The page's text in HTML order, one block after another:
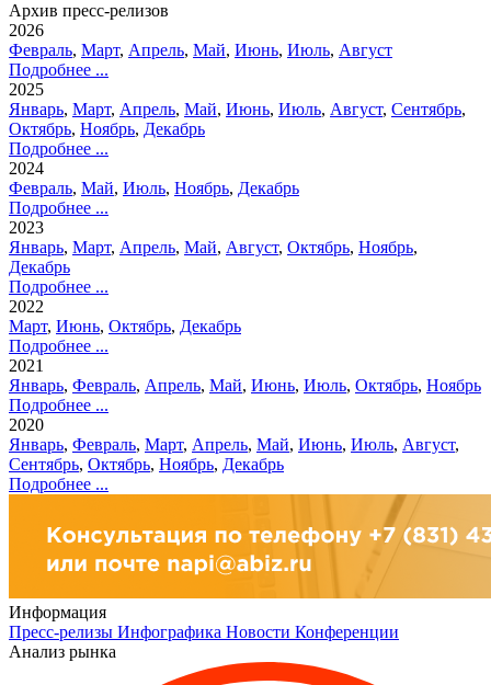
Архив пресс-релизов
2026
Февраль, Март, Апрель, Май, Июнь, Июль, Август
Подробнее ...
2025
Январь, Март, Апрель, Май, Июнь, Июль, Август, Сентябрь,
Октябрь, Ноябрь, Декабрь
Подробнее ...
2024
Февраль, Май, Июль, Ноябрь, Декабрь
Подробнее ...
2023
Январь, Март, Апрель, Май, Август, Октябрь, Ноябрь,
Декабрь
Подробнее ...
2022
Март, Июнь, Октябрь, Декабрь
Подробнее ...
2021
Январь, Февраль, Апрель, Май, Июнь, Июль, Октябрь, Ноябрь
Подробнее ...
2020
Январь, Февраль, Март, Апрель, Май, Июнь, Июль, Август,
Сентябрь, Октябрь, Ноябрь, Декабрь
Подробнее ...
Информация
Пресс-релизы Инфографика Новости Конференции
Анализ рынка